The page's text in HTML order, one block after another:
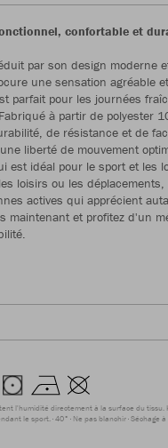
confortable et
par son design moderne
une sensation agréable
parfait pour les journées
à partir de polyester
de résistance et de
liberté de mouvement
est idéal pour le sport et les
loisirs ou les déplacements,
actives qui apprécient
maintenant et profitez d'un
l'humidité directement à la surface du tissu.
le sport. 40° Ne pas blanchir Séchage